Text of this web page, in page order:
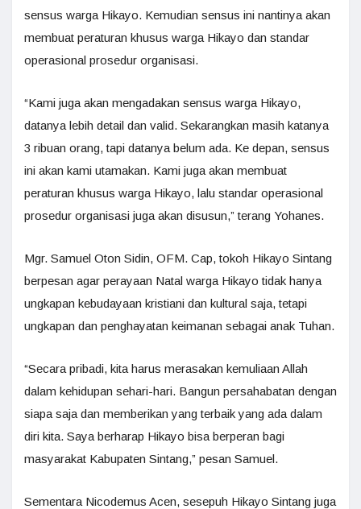
sensus warga Hikayo. Kemudian sensus ini nantinya akan
membuat peraturan khusus warga Hikayo dan standar
operasional prosedur organisasi.
“Kami juga akan mengadakan sensus warga Hikayo,
datanya lebih detail dan valid. Sekarangkan masih katanya
3 ribuan orang, tapi datanya belum ada. Ke depan, sensus
ini akan kami utamakan. Kami juga akan membuat
peraturan khusus warga Hikayo, lalu standar operasional
prosedur organisasi juga akan disusun,” terang Yohanes.
Mgr. Samuel Oton Sidin, OFM. Cap, tokoh Hikayo Sintang
berpesan agar perayaan Natal warga Hikayo tidak hanya
ungkapan kebudayaan kristiani dan kultural saja, tetapi
ungkapan dan penghayatan keimanan sebagai anak Tuhan.
“Secara pribadi, kita harus merasakan kemuliaan Allah
dalam kehidupan sehari-hari. Bangun persahabatan dengan
siapa saja dan memberikan yang terbaik yang ada dalam
diri kita. Saya berharap Hikayo bisa berperan bagi
masyarakat Kabupaten Sintang,” pesan Samuel.
Sementara Nicodemus Acen, sesepuh Hikayo Sintang juga